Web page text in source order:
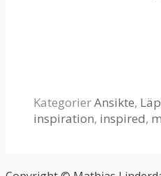
KategorierAnsikte,
inspiration, inspired,